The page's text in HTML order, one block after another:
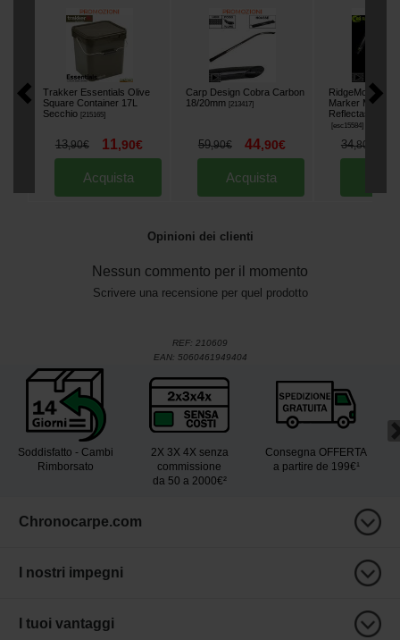
Trakker Essentials Olive
Square Container 17L
Secchio [215165]
13,90€ 11,90€
Acquista
Carp Design Cobra Carbon
18/20mm [213417]
59,90€ 44,90€
Acquista
RidgeMonkey
Marker Maxi +
Reflectastem
[esc15584]
34,80
Opinioni dei clienti
Nessun commento per il momento
Scrivere una recensione per quel prodotto
REF: 210609
EAN: 5060461949404
Soddisfatto - Cambi
Rimborsato
2X 3X 4X senza
commissione
da 50 a 2000€²
Consegna OFFERTA
a partire de 199€¹
Chronocarpe.com
I nostri impegni
I tuoi vantaggi